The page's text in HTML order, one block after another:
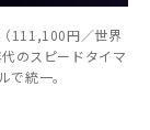
111,100円／世界
のスピードタイマ
統一。